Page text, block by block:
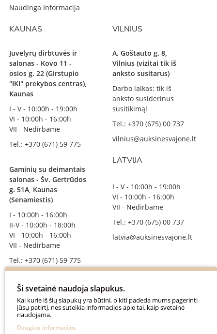
Naudinga Informacija
KAUNAS
Juvelyrų dirbtuvės ir
salonas - Kovo 11 -
osios g. 22 (Girstupio
"IKI" prekybos centras),
Kaunas
I - V - 10:00h - 19:00h
VI - 10:00h - 16:00h
VII - Nedirbame
Tel.: +370 (671) 59 775
Gaminių su deimantais
salonas - Šv. Gertrūdos
g. 51A, Kaunas
(Senamiestis)
I - 10:00h - 16:00h
II-V - 10:00h - 18:00h
VI - 10:00h - 16:00h
VII - Nedirbame
Tel.: +370 (671) 59 775
SEKITE MUS
auksinesvajone
VILNIUS
A. Goštauto g. 8,
Vilnius (vizitai tik iš
anksto susitarus)
Darbo laikas: tik iš
anksto susiderinus
susitikimą!
Tel.: +370 (675) 00 737
vilnius@auksinesvajone.lt
LATVIJA
I - V - 10:00h - 19:00h
VI - 10:00h - 16:00h
VII - Nedirbame
Tel.: +370 (675) 00 737
latvia@auksinesvajone.lt
Ši svetainė naudoja slapukus.
Kai kurie iš šių slapukų yra būtini, o kiti padeda mums pagerinti
jūsų patirtį, nes suteikia informacijos apie tai, kaip svetainė
naudojama.
Daugiau informacijos